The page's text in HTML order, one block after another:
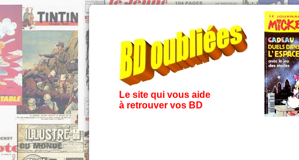
Le site qui vous aide
à retrouver vos BD